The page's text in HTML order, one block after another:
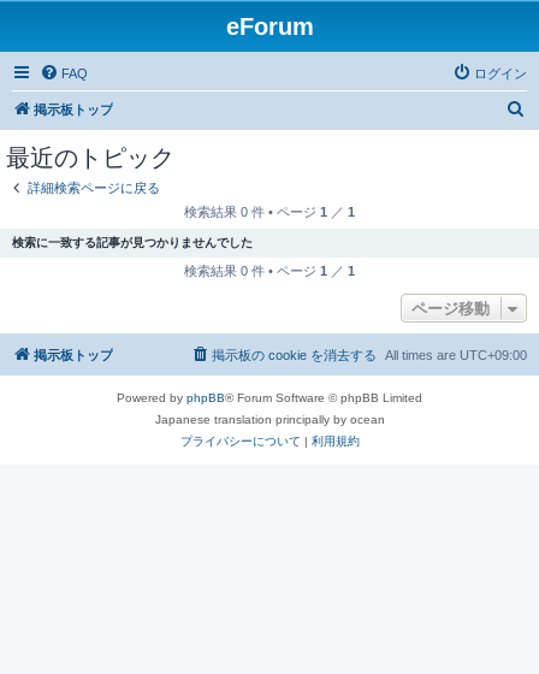
eForum
FAQ ログイン
掲示板トップ
最近のトピック
詳細検索ページに戻る
検索結果 0 件 • ページ 1 ／ 1
検索に一致する記事が見つかりませんでした
検索結果 0 件 • ページ 1 ／ 1
ページ移動
掲示板トップ All times are UTC+09:00
掲示板の cookie を消去する
Powered by phpBB® Forum Software © phpBB Limited
Japanese translation principally by ocean
プライバシーについて | 利用規約